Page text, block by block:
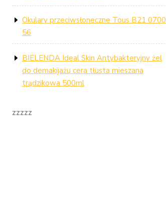
Okulary przeciwsłoneczne Tous B21 0700
56
BIELENDA Ideal Skin Antybakteryjny żel
do demakijażu cera tłusta mieszana
trądzikowa 500ml
zzzzz